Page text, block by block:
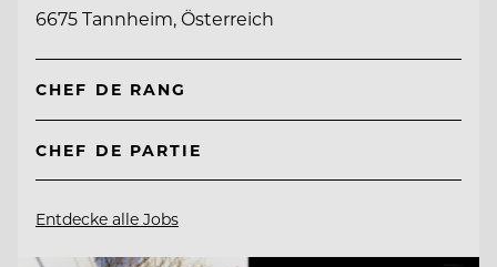
6675 Tannheim, Österreich
CHEF DE RANG
CHEF DE PARTIE
Entdecke alle Jobs